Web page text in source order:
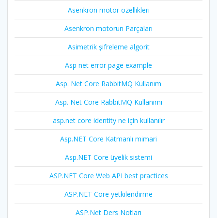
Asenkron motor özellikleri
Asenkron motorun Parçaları
Asimetrik şifreleme algorit
Asp net error page example
Asp. Net Core RabbitMQ Kullanım
Asp. Net Core RabbitMQ Kullanımı
asp.net core identity ne için kullanılır
Asp.NET Core Katmanlı mimari
Asp.NET Core üyelik sistemi
ASP.NET Core Web API best practices
ASP.NET Core yetkilendirme
ASP.Net Ders Notları